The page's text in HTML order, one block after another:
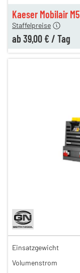
Kaeser Mobilair
Staffelpreise
ab 39,00 € / Tag
65,00 €
60,00 €
Einsatzgewicht
Volumenstrom